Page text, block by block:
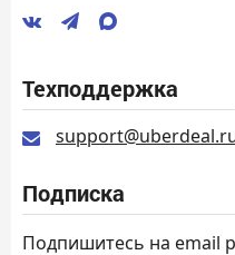
Техподдержка
Подписка
Подпишитесь на email